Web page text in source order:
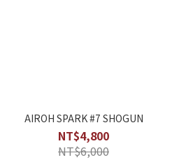
AIROH SPARK #7 SHOGUN
NT$4,800
NT$6,000